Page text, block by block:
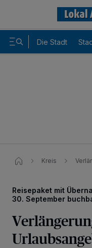
Die Stadt
Kreis
Reisepaket mit
30. September
personenbezogene
Kennungen auf Ihrem
Tracking-Technologien für
verarbeiten Daten, um